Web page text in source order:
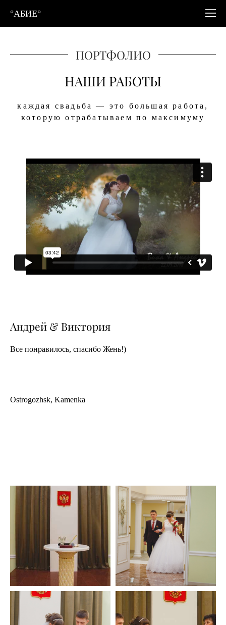
°АБИЕ°
ПОРТФОЛИО
НАШИ РАБОТЫ
каждая свадьба — это большая работа,
которую отрабатываем по максимуму
Андрей & Виктория
Все понравилось, спасибо Жень!)
Ostrogozhsk, Kamenka